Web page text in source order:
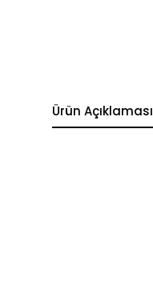
Ürün Açıklaması